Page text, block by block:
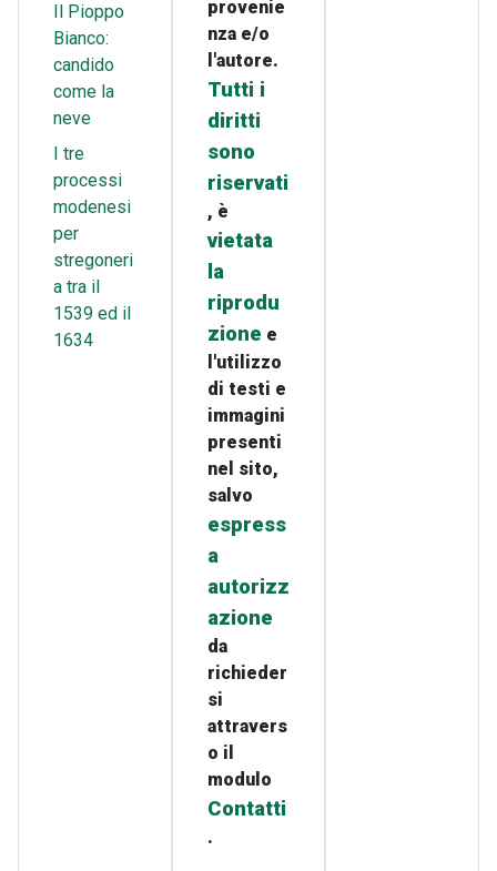
Il Pioppo
Bianco:
candido
come la
neve
I tre
processi
modenesi
per
stregoneri
a tra il
1539 ed il
1634
provenie
nza e/o
l'autore.
Tutti i
diritti
sono
riservati
, è
vietata
la
riprodu
zione e
l'utilizzo
di testi e
immagini
presenti
nel sito,
salvo
espress
a
autorizz
azione
da
richieder
si
attravers
o il
modulo
Contatti
.